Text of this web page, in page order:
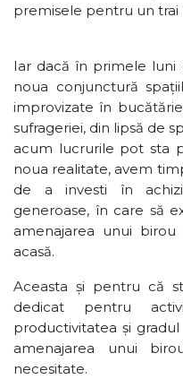
premisele pentru un
Iar dacă în primele luni
noua conjunctură
improvizate în
sufrageriei, din lipsă de
acum lucrurile pot sta
noua realitate, avem
de a investi în
generoase, în care să
amenajarea unui
acasă.
Aceasta și pentru că
dedicat pentru
productivitatea și
amenajarea unui
necesitate.